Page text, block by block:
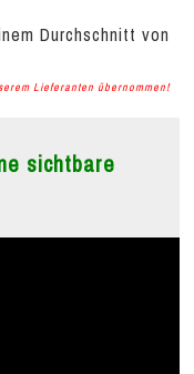
Durchschnitt von
Lieferanten übernommen!
sichtbare